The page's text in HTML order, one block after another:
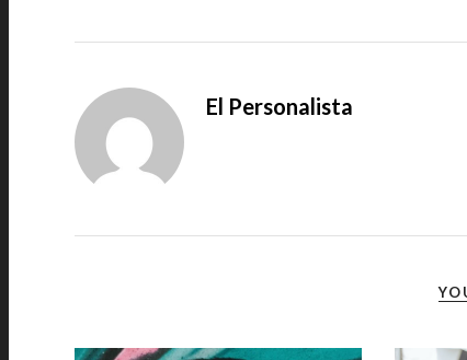
El Personalista